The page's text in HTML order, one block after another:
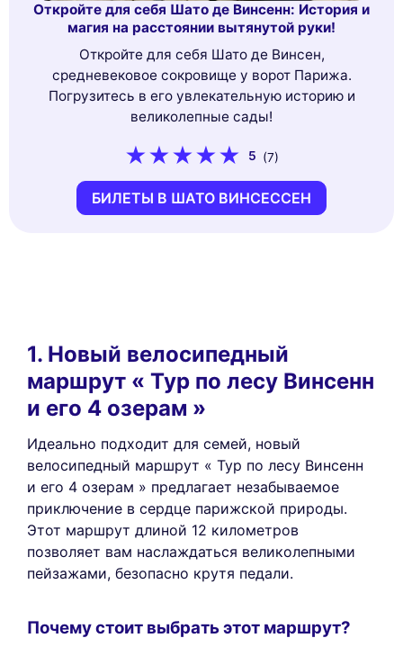
Откройте для себя Шато де Винсенн: История и
магия на расстоянии вытянутой руки!
Откройте для себя Шато де Винсен,
средневековое сокровище у ворот Парижа.
Погрузитесь в его увлекательную историю и
великолепные сады!
5 (7)
БИЛЕТЫ В ШАТО ВИНСЕССЕН
1. Новый велосипедный
маршрут « Тур по лесу Винсенн
и его 4 озерам »
Идеально подходит для семей, новый
велосипедный маршрут « Тур по лесу Винсенн
и его 4 озерам » предлагает незабываемое
приключение в сердце парижской природы.
Этот маршрут длиной 12 километров
позволяет вам наслаждаться великолепными
пейзажами, безопасно крутя педали.
Почему стоит выбрать этот маршрут?